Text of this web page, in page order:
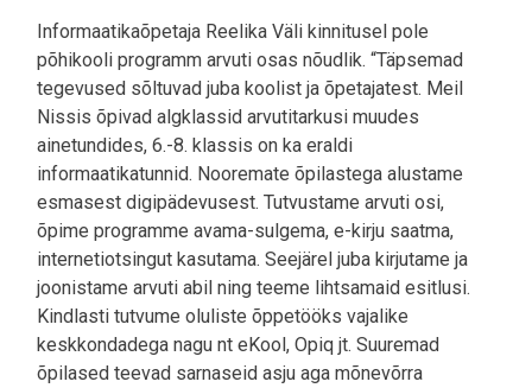
Informaatikaõpetaja Reelika Väli kinnitusel pole
põhikooli programm arvuti osas nõudlik. “Täpsemad
tegevused sõltuvad juba koolist ja õpetajatest. Meil
Nissis õpivad algklassid arvutitarkusi muudes
ainetundides, 6.-8. klassis on ka eraldi
informaatikatunnid. Nooremate õpilastega alustame
esmasest digipädevusest. Tutvustame arvuti osi,
õpime programme avama-sulgema, e-kirju saatma,
internetiotsingut kasutama. Seejärel juba kirjutame ja
joonistame arvuti abil ning teeme lihtsamaid esitlusi.
Kindlasti tutvume oluliste õppetööks vajalike
keskkondadega nagu nt eKool, Opiq jt. Suuremad
õpilased teevad sarnaseid asju aga mõnevõrra